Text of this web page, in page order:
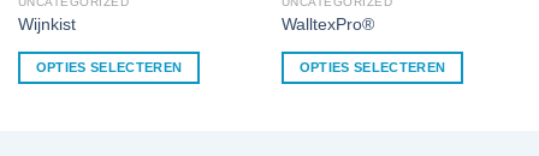
Wijnkist
OPTIES SELECTEREN
WalltexPro®
OPTIES SELECTEREN